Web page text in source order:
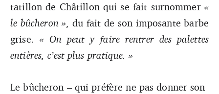
tatillon de Châtillon qui se fait surnommer «
le bûcheron », du fait de son imposante barbe
grise. « On peut y faire rentrer des palettes
entières, c’est plus pratique. »
Le bûcheron – qui préfère ne pas donner son